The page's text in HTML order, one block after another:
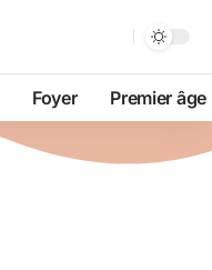
Foyer Premier âge